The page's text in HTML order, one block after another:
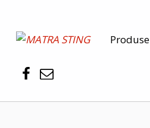
MATRA STING Produse